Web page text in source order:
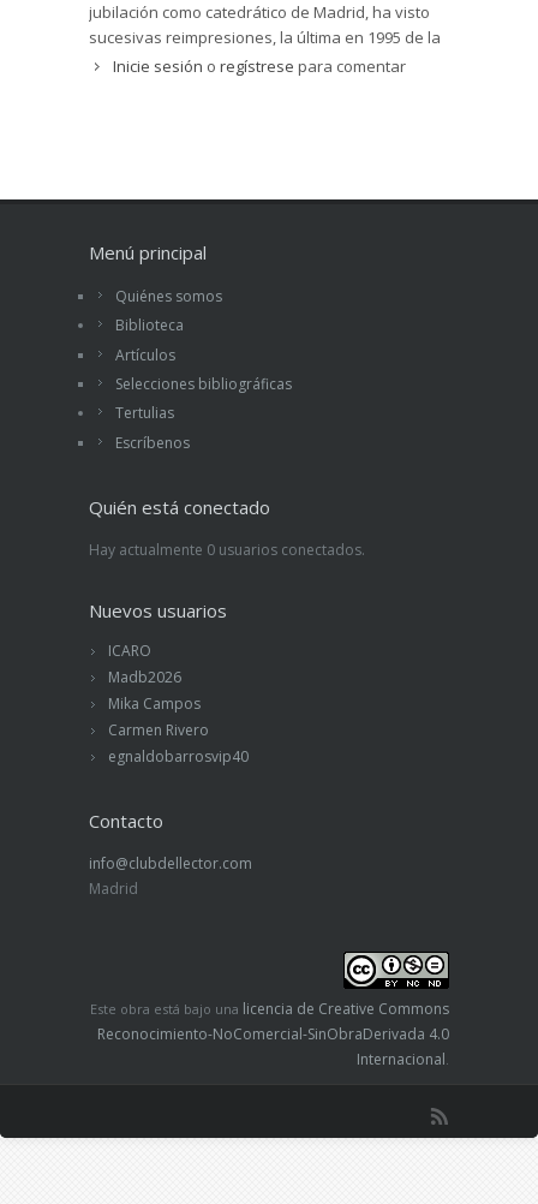
jubilación como catedrático de Madrid, ha visto
sucesivas reimpresiones, la última en 1995 de la
mano de Alianza. Quienes no lo conozcan
Inicie sesión o regístrese para comentar
Menú principal
Quiénes somos
Biblioteca
Artículos
Selecciones bibliográficas
Tertulias
Escríbenos
Quién está conectado
Hay actualmente 0 usuarios conectados.
Nuevos usuarios
ICARO
Madb2026
Mika Campos
Carmen Rivero
egnaldobarrosvip40
Contacto
info@clubdellector.com
Madrid
Este obra está bajo una licencia de Creative Commons
Reconocimiento-NoComercial-SinObraDerivada 4.0
Internacional